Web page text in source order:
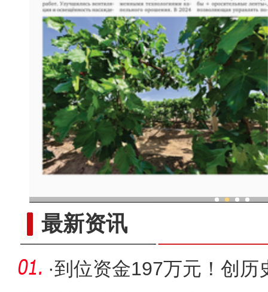
最新资讯
·到位资金197万元！创历